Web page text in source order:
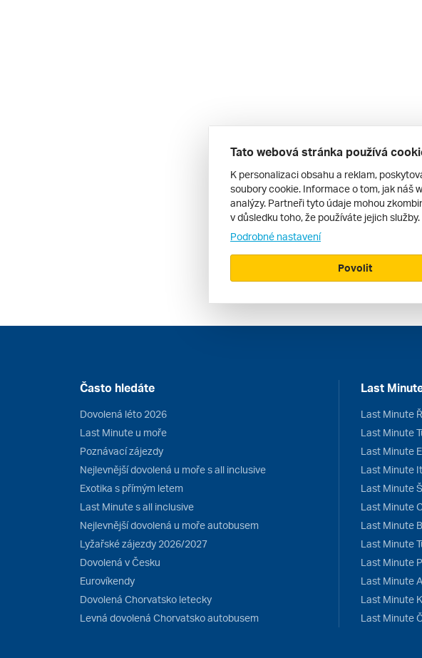
Často hledáte
Dovolená léto 2026
Last Minute u moře
Poznávací zájezdy
Nejlevnější dovolená u moře s all inclusive
Exotika s přímým letem
Last Minute s all inclusive
Nejlevnější dovolená u moře autobusem
Lyžařské zájezdy 2026/2027
Dovolená v Česku
Eurovíkendy
Dovolená Chorvatsko letecky
Levná dovolená Chorvatsko autobusem
Last
Last Minute
Last Minute
Last Minute
Last Minute
Last Minute
Last Minute
Last Minute
Last Minute
Last Minute
Last Minute
Last Minute
Last Minute
Tato webová stránka používá
K personalizaci obsahu a reklam,
soubory cookie. Informace o tom, jak náš
analýzy. Partneři tyto údaje mohou
v důsledku toho, že používáte jejich služby.
Podrobné nastavení
Povolit